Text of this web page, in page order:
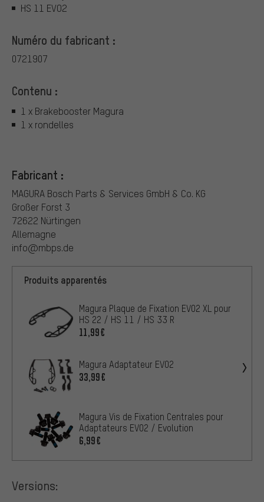
HS 11 EVO2
Numéro du fabricant :
0721907
Contenu :
1 x Brakebooster Magura
1 x rondelles
Fabricant :
MAGURA Bosch Parts & Services GmbH & Co. KG
Großer Forst 3
72622 Nürtingen
Allemagne
info@mbps.de
Produits apparentés
Magura Plaque de Fixation EVO2 XL pour
HS 22 / HS 11 / HS 33 R
11,99€
Magura Adaptateur EVO2
33,99€
Magura Vis de Fixation Centrales pour
Adaptateurs EVO2 / Evolution
6,99€
Versions: